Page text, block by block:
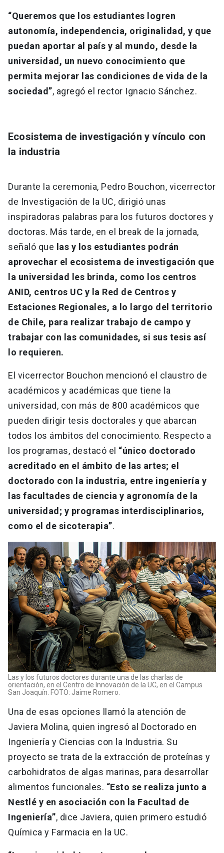
“Queremos que los estudiantes logren
autonomía, independencia, originalidad, y que
puedan aportar al país y al mundo, desde la
universidad, un nuevo conocimiento que
permita mejorar las condiciones de vida de la
sociedad”, agregó el rector Ignacio Sánchez.
Ecosistema de investigación y vínculo con
la industria
Durante la ceremonia, Pedro Bouchon, vicerrector
de Investigación de la UC, dirigió unas
inspiradoras palabras para los futuros doctores y
doctoras. Más tarde, en el break de la jornada,
señaló que las y los estudiantes podrán
aprovechar el ecosistema de investigación que
la universidad les brinda, como los centros
ANID, centros UC y la Red de Centros y
Estaciones Regionales, a lo largo del territorio
de Chile, para realizar trabajo de campo y
trabajar con las comunidades, si sus tesis así
lo requieren.
El vicerrector Bouchon mencionó el claustro de
académicos y académicas que tiene la
universidad, con más de 800 académicos que
pueden dirigir tesis doctorales y que abarcan
todos los ámbitos del conocimiento. Respecto a
los programas, destacó el “único doctorado
acreditado en el ámbito de las artes; el
doctorado con la industria, entre ingeniería y
las facultades de ciencia y agronomía de la
universidad; y programas interdisciplinarios,
como el de sicoterapia”.
Las y los futuros doctores durante una de las charlas de
orientación, en el Centro de Innovación de la UC, en el Campus
San Joaquín. FOTO: Jaime Romero.
Una de esas opciones llamó la atención de
Javiera Molina, quien ingresó al Doctorado en
Ingeniería y Ciencias con la Industria. Su
proyecto se trata de la extracción de proteínas y
carbohidratos de algas marinas, para desarrollar
alimentos funcionales. “Esto se realiza junto a
Nestlé y en asociación con la Facultad de
Ingeniería”, dice Javiera, quien primero estudió
Química y Farmacia en la UC.